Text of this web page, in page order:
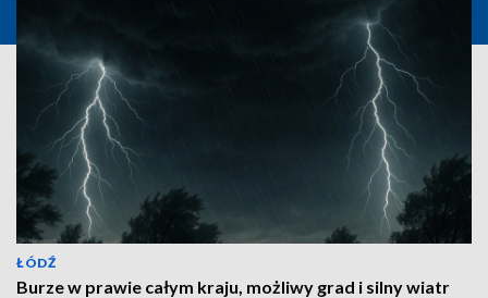
ŁÓDŹ
Burze w prawie całym kraju, możliwy grad i silny wiatr